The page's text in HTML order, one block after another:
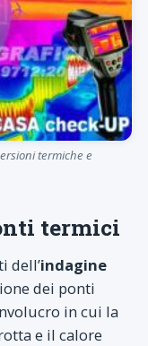
termiche e
termici
dell’indagine
dei ponti
in cui la
e il calore